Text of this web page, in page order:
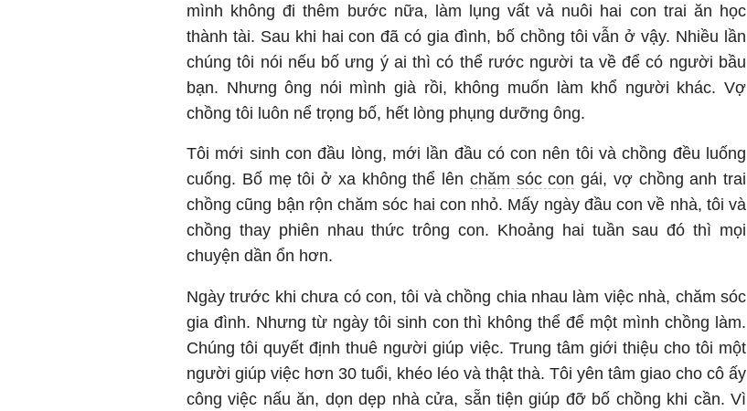
mình không đi thêm bước nữa, làm lụng vất vả nuôi hai con trai ăn học
thành tài. Sau khi hai con đã có gia đình, bố chồng tôi vẫn ở vậy. Nhiều lần
chúng tôi nói nếu bố ưng ý ai thì có thể rước người ta về để có người bầu
bạn. Nhưng ông nói mình già rồi, không muốn làm khổ người khác. Vợ
chồng tôi luôn nể trọng bố, hết lòng phụng dưỡng ông.
Tôi mới sinh con đầu lòng, mới lần đầu có con nên tôi và chồng đều luống
cuống. Bố mẹ tôi ở xa không thể lên chăm sóc con gái, vợ chồng anh trai
chồng cũng bận rộn chăm sóc hai con nhỏ. Mấy ngày đầu con về nhà, tôi và
chồng thay phiên nhau thức trông con. Khoảng hai tuần sau đó thì mọi
chuyện dần ổn hơn.
Ngày trước khi chưa có con, tôi và chồng chia nhau làm việc nhà, chăm sóc
gia đình. Nhưng từ ngày tôi sinh con thì không thể để một mình chồng làm.
Chúng tôi quyết định thuê người giúp việc. Trung tâm giới thiệu cho tôi một
người giúp việc hơn 30 tuổi, khéo léo và thật thà. Tôi yên tâm giao cho cô ấy
công việc nấu ăn, dọn dẹp nhà cửa, sẵn tiện giúp đỡ bố chồng khi cần. Vì